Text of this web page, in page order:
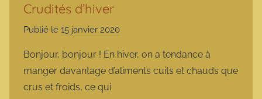
Crudités d’hiver
Publié le 15 janvier 2020
r
m
Bonjour, bonjour ! En hiver, on a tendance à
manger davantage d’aliments cuits et chauds que
crus et froids, ce qui